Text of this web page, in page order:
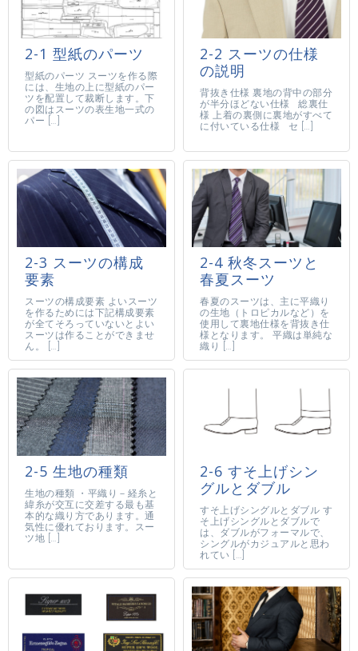
2-1 型紙のパーツ
型紙のパーツ スーツを作る際
には、生地の上に型紙のパー
ツを配置して裁断します。下
の図はスーツの表生地一式の
パー […]
2-2 スーツの仕様
の説明
背抜き仕様 裏地の背中の部分
が半分ほどない仕様 総裏仕
様 上着の裏側に裏地がすべて
に付いている仕様 セ […]
2-3 スーツの構成
要素
スーツの構成要素 よいスーツ
を作るためには下記構成要素
が全てそろっていないとよい
スーツは作ることができませ
ん。 […]
2-4 秋冬スーツと
春夏スーツ
春夏のスーツは、主に平織り
の生地（トロピカルなど）を
使用して裏地仕様を背抜き仕
様となります。 平織は単純な
織り […]
2-5 生地の種類
生地の種類 ・平織り－経糸と
緯糸が交互に交差する最も基
本的な織り方であります。通
気性に優れております。スー
ツ地 […]
2-6 すそ上げシン
グルとダブル
すそ上げシングルとダブル す
そ上げシングルとダブルで
は、ダブルがフォーマルで、
シングルがカジュアルと思わ
れてい […]